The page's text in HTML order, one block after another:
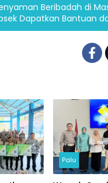
Beribadah di
Dapatkan Bantuan
Palu